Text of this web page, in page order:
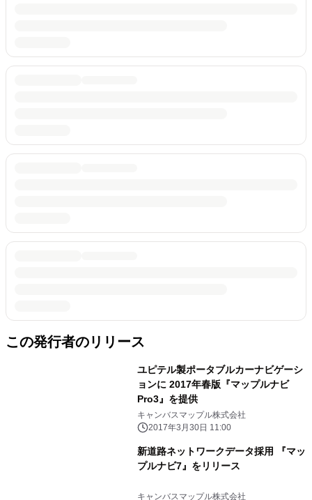
この発行者のリリース
ユピテル製ポータブルカーナビゲーシ
ョンに 2017年春版『マップルナビ
Pro3』を提供
キャンバスマップル株式会社
2017年3月30日 11:00
新道路ネットワークデータ採用 『マッ
プルナビ7』をリリース
キャンバスマップル株式会社